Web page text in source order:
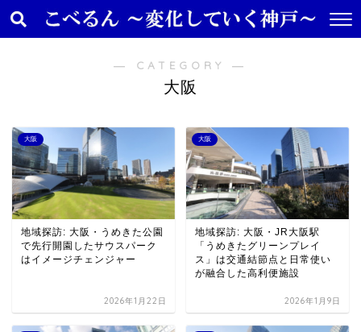
― CATEGORY ―
大阪
大阪
地域探訪: 大阪・うめきた公園
で先行開園したサウスパーク
はイメージチェンジャー
2026年1月22日
大阪
地域探訪: 大阪・JR大阪駅
「うめきたグリーンプレイ
ス」は交通結節点と日常使い
が融合した高利便施設
2026年1月9日